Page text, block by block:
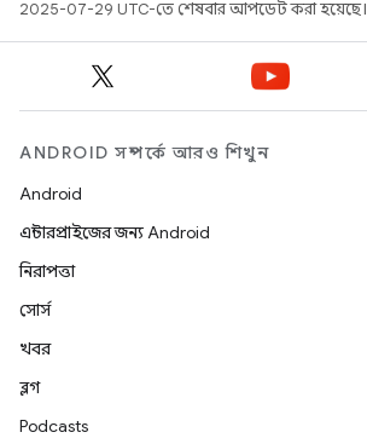
2025-07-29 UTC-তে শেষবার আপডেট করা হয়েছে।
ANDROID সম্পর্কে আরও শিখুন
Android
এন্টারপ্রাইজের জন্য Android
নিরাপত্তা
সোর্স
খবর
ব্লগ
Podcasts